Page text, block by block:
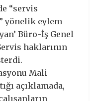
“servis
yönelik eylem
Büro-İş Genel
haklarının
Mali
açıklamada,